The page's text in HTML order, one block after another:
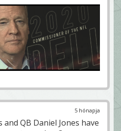
5 hónapja
QB Daniel Jones have